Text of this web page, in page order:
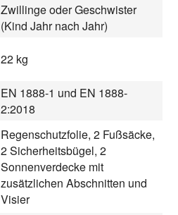
Zwillinge oder Geschwister
(Kind Jahr nach Jahr)
22 kg
EN 1888-1 und EN 1888-
2:2018
Regenschutzfolie, 2 Fußsäcke,
2 Sicherheitsbügel, 2
Sonnenverdecke mit
zusätzlichen Abschnitten und
Visier